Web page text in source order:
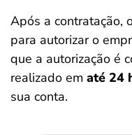
Após a contratação,
para autorizar o
que a autorização é
realizado em até 24
sua conta.